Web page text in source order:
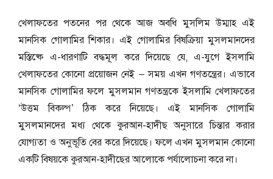
খেলাফতের পতনের পর থেকে আজ অবধি মুসলিম উম্মাহ এই
মানসিক গোলামির শিকার। এই গোলামির বিষক্রিয়া মুসলমানদের
মস্তিষ্কে এ-ধারণাটি বদ্ধমূল করে দিয়েছে যে, এ-যুগে ইসলামি
খেলাফতের কোনো প্রয়োজন নেই – সময় এখন গণতন্ত্রের। এভাবে
মানসিক গোলামির ফলে মুসলমান গণতন্ত্রকে ইসলামি খেলাফতের
‘উত্তম বিকল্প’ ঠিক করে নিয়েছে। এই মানসিক গোলামি
মুসলমানদের মধ্য থেকে কুরআন-হাদীছ অনুসারে চিন্তার করার
যোগ্যতা ও অনুভূতি বের করে দিয়েছে। ফলে এখন মুসলমান কোনো
একটি বিষয়কে কুরআন-হাদীছের আলোকে পর্যালোচনা করে না।